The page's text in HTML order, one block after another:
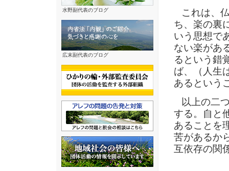
これは、
ち、楽の裏
いう思想で
ない楽があ
るという錯
ば、（人生
あるという
以上の二
する。自と
あることを
苦があるか
互依存の関
水野副代表のブログ
広末副代表のブログ